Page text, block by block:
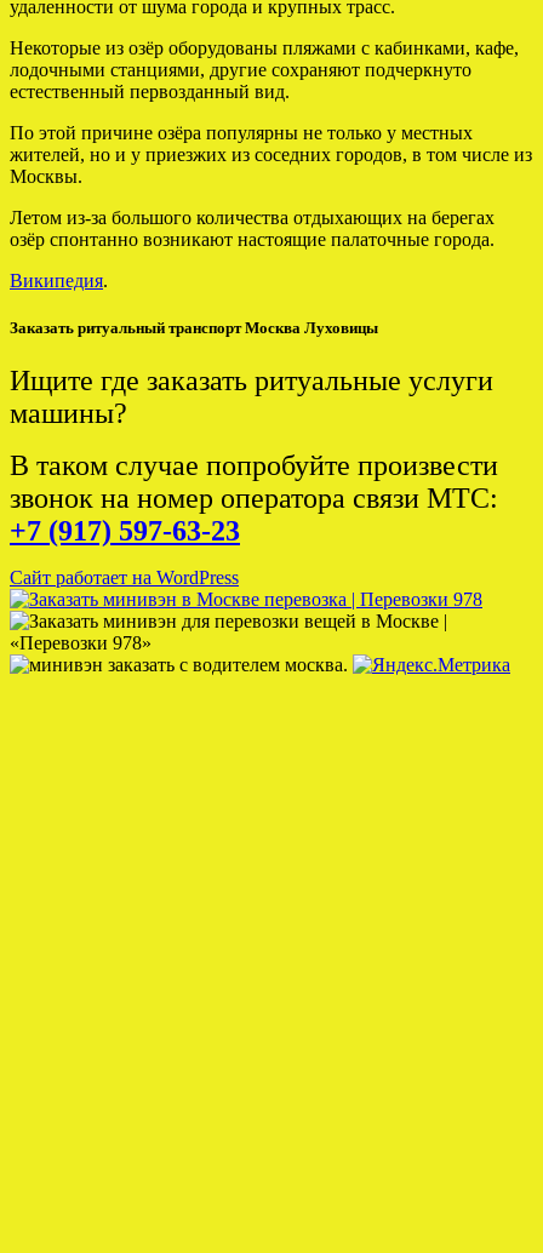
удаленности от шума города и крупных трасс.
Некоторые из озёр оборудованы пляжами с кабинками, кафе,
лодочными станциями, другие сохраняют подчеркнуто
естественный первозданный вид.
По этой причине озёра популярны не только у местных
жителей, но и у приезжих из соседних городов, в том числе из
Москвы.
Летом из-за большого количества отдыхающих на берегах
озёр спонтанно возникают настоящие палаточные города.
Википедия.
Заказать ритуальный транспорт Москва Луховицы
Ищите где заказать ритуальные услуги
машины?
В таком случае попробуйте произвести
звонок на номер оператора связи МТС:
+7 (917) 597-63-23
Сайт работает на WordPress